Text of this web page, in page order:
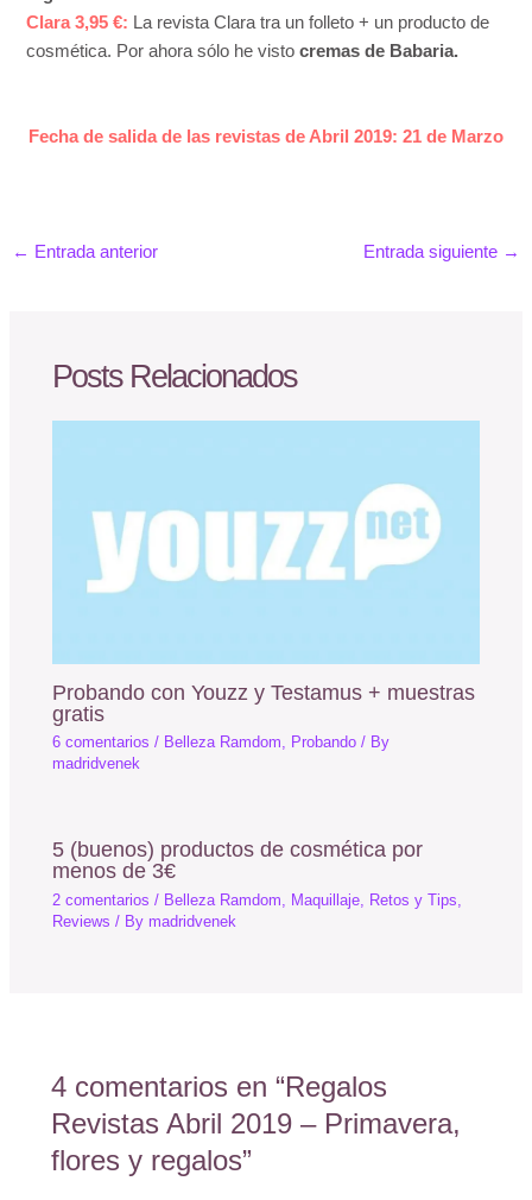
Clara 3,95 €: La revista Clara tra un folleto + un producto de
cosmética. Por ahora sólo he vistocremas de Babaria.
Fecha de salida de las revistas de Abril 2019: 21 de Marzo
← Entrada anterior Entrada siguiente →
Posts Relacionados
Probando con Youzz y Testamus + muestras
gratis
6 comentarios / Belleza Ramdom, Probando / By
madridvenek
5 (buenos) productos de cosmética por
menos de 3€
2 comentarios / Belleza Ramdom Maquillaje Retos y Tips
Reviews / By madridvenek
4 comentarios en “Regalos
Revistas Abril 2019 – Primavera,
flores y regalos”